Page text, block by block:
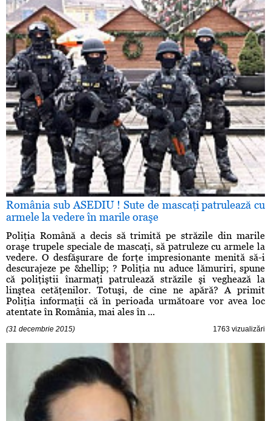
România sub ASEDIU ! Sute de mascaţi patrulează cu
armele la vedere în marile oraşe
Poliţia Română a decis să trimită pe străzile din marile
oraşe trupele speciale de mascaţi, să patruleze cu armele la
vedere. O desfăşurare de forţe impresionante menită să-i
descurajeze pe &hellip; ? Poliţia nu aduce lămuriri, spune
că poliţiştii înarmaţi patrulează străzile şi veghează la
linştea cetăţenilor. Totuşi, de cine ne apără? A primit
Poliţia informaţii că în perioada următoare vor avea loc
atentate în România, mai ales în ...
(31 decembrie 2015) 1763 vizualizări